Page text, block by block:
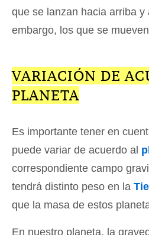
que se lanzan hacia arriba y
embargo, los que se
VARIACIÓN DE
PLANETA
Es importante tener en
puede variar de acuerdo al
correspondiente campo
tendrá distinto peso en la
que la masa de estos
En nuestro planeta, la